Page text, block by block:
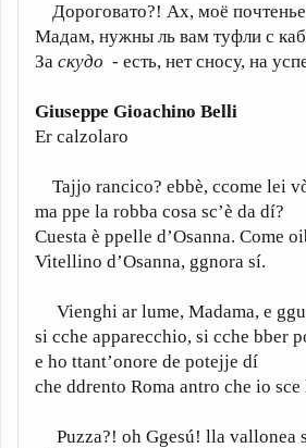
Дороговато?! Ах, моё
Мадам, нужны ль вам туфли с
За скудо - есть, нет сносу, на
Giuseppe Gioachino Belli
Er calzolaro
Tajjo rancico? ebbè, ccome lei
ma ppe la robba cosa sc’è da dí?
Cuesta è ppelle d’Osanna. Come
Vitellino d’Osanna, ggnora sí.
Vienghi ar lume, Madama, e
si cche apparecchio, si cche bber
e ho ttant’onore de potejje dí
che ddrento Roma antro che io sce
Puzza?! oh Ggesú! lla vallonea